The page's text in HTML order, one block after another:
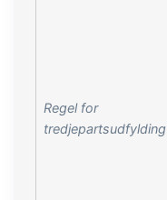
Regel for
tredjepartsudfylding